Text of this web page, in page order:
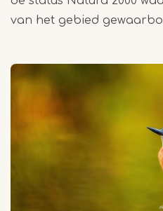
van het gebied